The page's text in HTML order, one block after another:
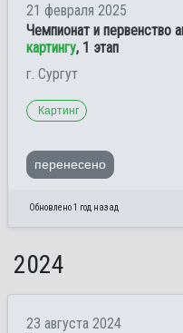
21 февраля 2025
Чемпионат и первенство
картингу, 1 этап
г. Сургут
Картинг
перенесено
Обновлено 1 год назад
2024
23 августа 2024